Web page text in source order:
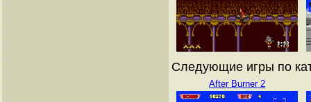
Следующие игры по
After Burner 2